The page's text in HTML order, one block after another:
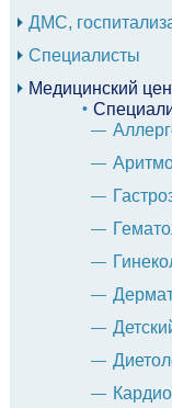
ДМС,
Специалисты
Медицинский